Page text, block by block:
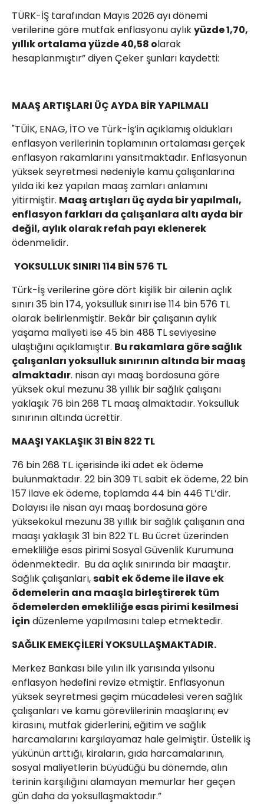
TÜRK-İŞ tarafından Mayıs 2026 ayı dönemi
verilerine göre mutfak enflasyonu aylıkyüzde 1,70,
yıllık ortalama yüzde 40,58 olarak
hesaplanmıştır” diyen Çeker şunları kaydetti:
MAAŞ ARTIŞLARI ÜÇ AYDA BİR YAPILMALI
"TÜİK, ENAG, İTO ve Türk-İş’in açıklamış oldukları
enflasyon verilerinin toplamının ortalaması gerçek
enflasyon rakamlarını yansıtmaktadır. Enflasyonun
yüksek seyretmesi nedeniyle kamu çalışanlarına
yılda iki kez yapılan maaş zamları anlamını
yitirmiştir. Maaş artışları üç ayda bir yapılmalı,
enflasyon farkları da çalışanlara altı ayda bir
değil, aylık olarak refah payı eklenerek
ödenmelidir.
YOKSULLUK SINIRI 114 BİN 576 TL
Türk-İş verilerine göre dört kişilik bir ailenin açlık
sınırı 35 bin 174, yoksulluk sınırı ise 114 bin 576 TL
olarak belirlenmiştir. Bekâr bir çalışanın aylık
yaşama maliyeti ise 45 bin 488 TL seviyesine
ulaştığını açıklamıştır. Bu rakamlara göre sağlık
çalışanları yoksulluk sınırının altında bir maaş
almaktadır. nisan ayı maaş bordosuna göre
yüksek okul mezunu 38 yıllık bir sağlık çalışanı
yaklaşık 76 bin 268 TL maaş almaktadır. Yoksulluk
sınırının altında ücrettir.
MAAŞI YAKLAŞIK 31 BİN 822 TL
76 bin 268 TL. içerisinde iki adet ek ödeme
bulunmaktadır. 22 bin 309 TL sabit ek ödeme, 22 bin
157 ilave ek ödeme, toplamda 44 bin 446 TL’dir.
Dolayısı ile nisan ayı maaş bordosuna göre
yüksekokul mezunu 38 yıllık bir sağlık çalışanın ana
maaşı yaklaşık 31 bin 822 TL. Bu ücret üzerinden
emekliliğe esas pirimi Sosyal Güvenlik Kurumuna
ödenmektedir. Bu da açlık sınırında bir maaştır.
Sağlık çalışanları,sabit ek ödeme ile ilave ek
ödemelerin ana maaşla birleştirerek tüm
ödemelerden emekliliğe esas pirimi kesilmesi
için düzenleme yapılmasını talep etmektedir.
SAĞLIK EMEKÇİLERİ YOKSULLAŞMAKTADIR.
Merkez Bankası bile yılın ilk yarısında yılsonu
enflasyon hedefini revize etmiştir. Enflasyonun
yüksek seyretmesi geçim mücadelesi veren sağlık
çalışanları ve kamu görevlilerinin maaşlarını; ev
kirasını, mutfak giderlerini, eğitim ve sağlık
harcamalarını karşılayamaz hale gelmiştir. Üstelik iş
yükünün arttığı, kiraların, gıda harcamalarının,
sosyal maliyetlerin büyüdüğü bu dönemde, alın
terinin karşılığını alamayan memurlar her geçen
gün daha da yoksullaşmaktadır.”